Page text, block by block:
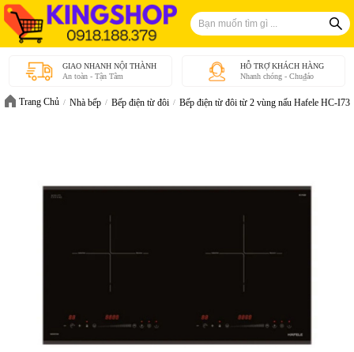
GIAO NHANH NỘI THÀNH
An toàn - Tận Tâm
HỖ TRỢ KHÁCH HÀNG
Nhanh chóng - Chu₫áo
Trang Chủ Nhà bếp Bếp điện từ đôi Bếp điện từ đôi từ 2 vùng nấu Hafele HC-